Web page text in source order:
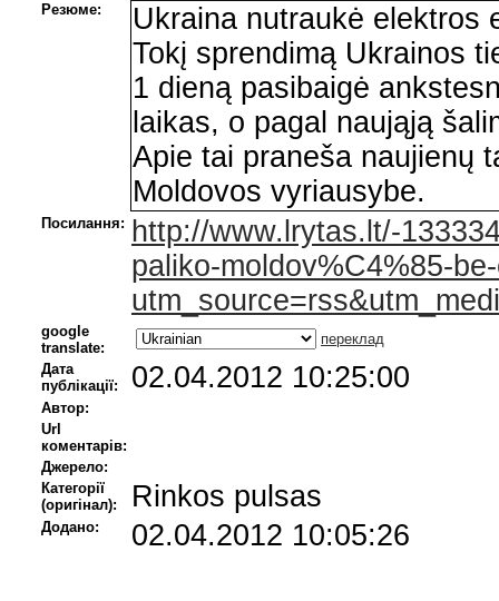
Резюме:
Ukraina nutraukė elektros
Tokį sprendimą Ukrainos
1 dieną pasibaigė
laikas, o pagal naująją
Apie tai praneša naujienų
Moldovos vyriausybe.
Посилання:
http://www.lrytas.lt/-
paliko-moldov%C4%85-
google
translate:
переклад
Дата
публікації:
02.04.2012 10:25:00
Автор:
Url
коментарів:
Джерело:
Категорії
(оригінал):
Rinkos pulsas
Додано: 02.04.2012 10:05:26